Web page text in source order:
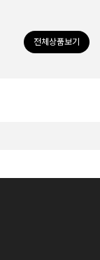
전체상품보기